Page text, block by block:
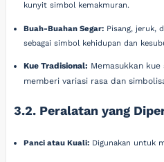
kunyit simbol kemakmuran.
Buah-Buahan Segar:Pisang, jeruk,
sebagai simbol kehidupan dan
Kue Tradisional: Memasukkan
memberi variasi rasa dan
3.2. Peralatan yang
Panci atau Kuali:Digunakan untuk